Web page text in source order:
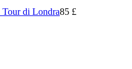
di Londra85 £